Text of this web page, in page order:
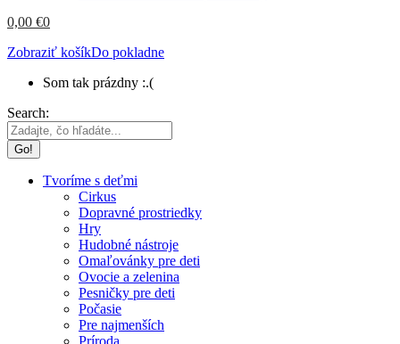
0,00 €0
Zobraziť košíkDo pokladne
Som tak prázdny :.(
Search:
Tvoríme s deťmi
Cirkus
Dopravné prostriedky
Hry
Hudobné nástroje
Omaľovánky pre deti
Ovocie a zelenina
Pesničky pre deti
Počasie
Pre najmenších
Príroda